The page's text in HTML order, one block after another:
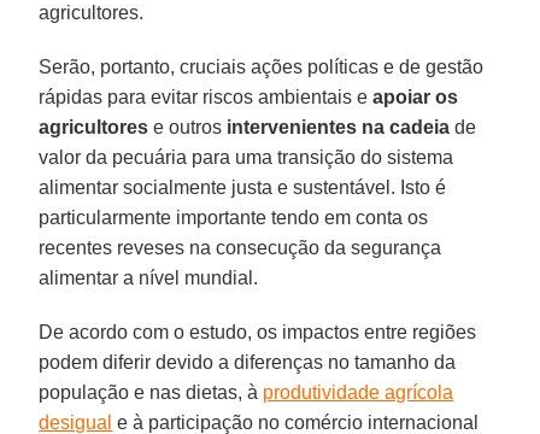
agricultores.
Serão, portanto, cruciais ações políticas e de gestão
rápidas para evitar riscos ambientais eapoiar os
agricultores e outros intervenientes na cadeia de
valor da pecuária para uma transição do sistema
alimentar socialmente justa e sustentável. Isto é
particularmente importante tendo em conta os
recentes reveses na consecução da segurança
alimentar a nível mundial.
De acordo com o estudo, os impactos entre regiões
podem diferir devido a diferenças no tamanho da
população e nas dietas, à produtividade agrícola
desigual e à participação no comércio internacional